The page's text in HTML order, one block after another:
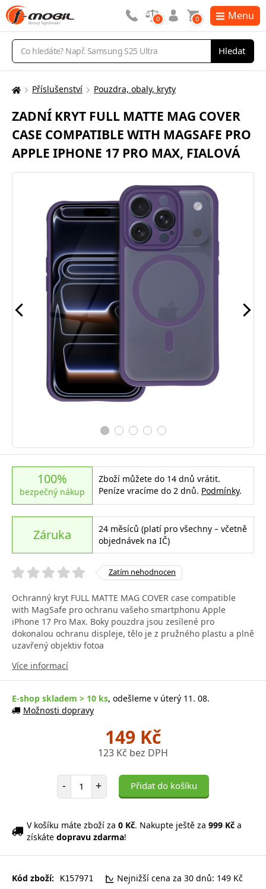
Vyhledávání
Hledat
0 0 Menu
Zde
nacházíte:
Příslušenství Pouzdra, obaly, kryty
ZADNÍ KRYT FULL MATTE MAG COVER
CASE COMPATIBLE WITH MAGSAFE PRO
APPLE IPHONE 17 PRO MAX, FIALOVÁ
100%
bezpečný nákup
Zboží můžete do 14 dnů vrátit.
Peníze vracíme do 2 dnů. Podmínky.
Záruka
24 měsíců (platí pro všechny – včetně
objednávek na IČ)
Zatím nehodnocen
Ochranný kryt FULL MATTE MAG COVER case compatible
with MagSafe pro ochranu vašeho smartphonu Apple
iPhone 17 Pro Max. Boky pouzdra jsou zesílené pro
dokonalou ochranu displeje, tělo je z pružného plastu a plně
uzavřený objektiv fotoa
Více informací
E-shop skladem > 10 ks, odešleme v úterý 11. 08.
Možnosti dopravy
149 Kč
123 Kč bez DPH
- Počet položek
+ Přidat do košíku
V košíku máte zboží za 0 Kč. Nakupte ještě za 999 Kč a
získáte dopravu zdarma!
Kód zboží: K157971
Nejnižší cena za 30 dnů: 149 Kč